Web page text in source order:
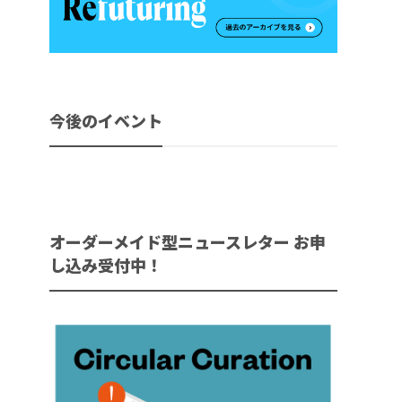
今後のイベント
オーダーメイド型ニュースレター お申
し込み受付中！